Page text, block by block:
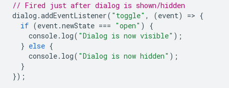
// Fired just after dialog is shown/hidden
dialog .addEventListener( "toggle" , (event) => {
if (event.newState === "open" )
{
console. log( "Dialog is now visible" );
} else {
console. log( "Dialog is now hidden" );
}
});